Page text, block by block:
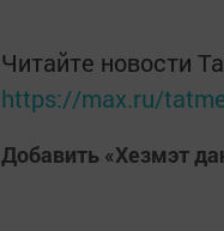
Читайте новости
https://max.ru/
Добавить «Хезмэт